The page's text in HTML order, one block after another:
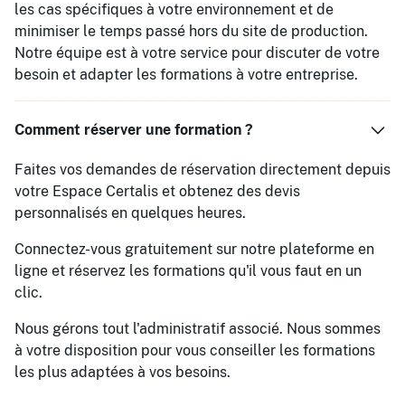
les cas spécifiques à votre environnement et de
minimiser le temps passé hors du site de production.
Notre équipe est à votre service pour discuter de votre
besoin et adapter les formations à votre entreprise.
Comment réserver une formation ?
Faites vos demandes de réservation directement depuis
votre Espace Certalis et obtenez des devis
personnalisés en quelques heures.
Connectez-vous gratuitement sur notre plateforme en
ligne et réservez les formations qu'il vous faut en un
clic.
Nous gérons tout l'administratif associé. Nous sommes
à votre disposition pour vous conseiller les formations
les plus adaptées à vos besoins.